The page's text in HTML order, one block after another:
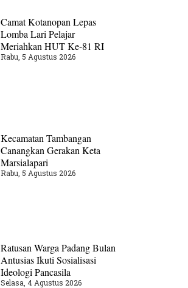
Camat Kotanopan Lepas
Lomba Lari Pelajar
Meriahkan HUT Ke-81 RI
Rabu, 5 Agustus 2026
Kecamatan Tambangan
Canangkan Gerakan Keta
Marsialapari
Rabu, 5 Agustus 2026
Ratusan Warga Padang Bulan
Antusias Ikuti Sosialisasi
Ideologi Pancasila
Selasa, 4 Agustus 2026